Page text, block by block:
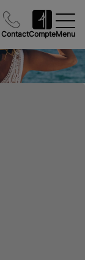
ContactCompteMenu